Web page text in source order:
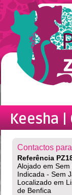
Keesha
Contactos
Referência
Alojado em
Indicada - Sem
Localizado em
de Benfica